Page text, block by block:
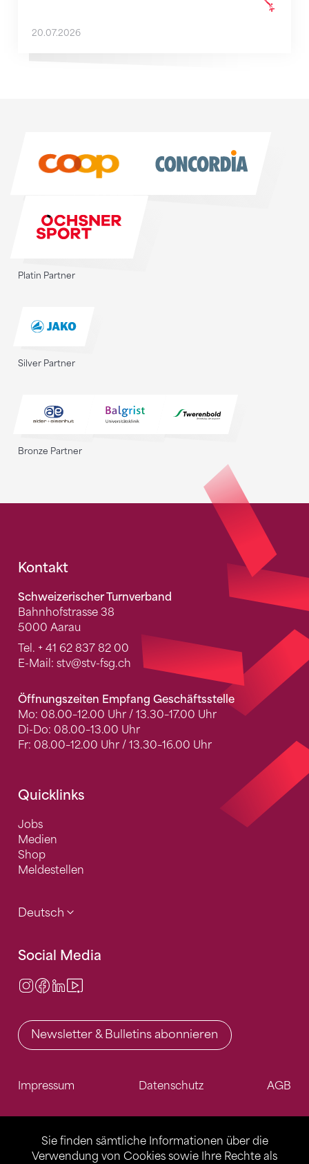
Sie finden sämtliche Informationen über die
Verwendung von Cookies sowie Ihre Rechte als
20.07.2026
Platin Partner
Silver Partner
Bronze Partner
Fusszeile
Kontakt
Schweizerischer Turnverband
Bahnhofstrasse 38
5000 Aarau
Tel. + 41 62 837 82 00
E-Mail: stv@stv-fsg.ch
Öffnungszeiten Empfang Geschäftsstelle
Mo: 08.00–12.00 Uhr / 13.30–17.00 Uhr
Di-Do: 08.00–13.00 Uhr
Fr: 08.00–12.00 Uhr / 13.30–16.00 Uhr
Quicklinks
Jobs
Medien
Shop
Meldestellen
Deutsch
Social Media
Instagram
Facebook
LinkedIn
Newsletter & Bulletins abonnieren
Impressum Datenschutz AGB